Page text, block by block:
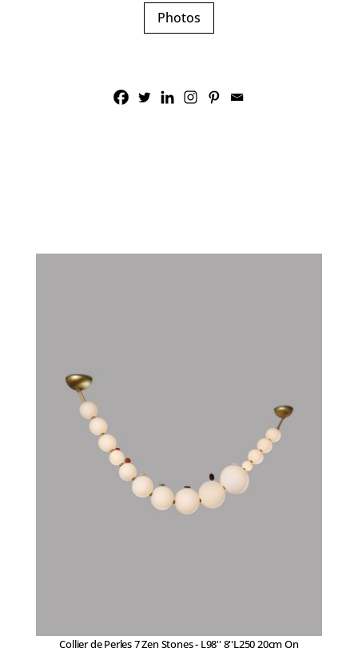
Photos
Collier de Perles 7 Zen Stones - L98'' 8''L250 20cm On